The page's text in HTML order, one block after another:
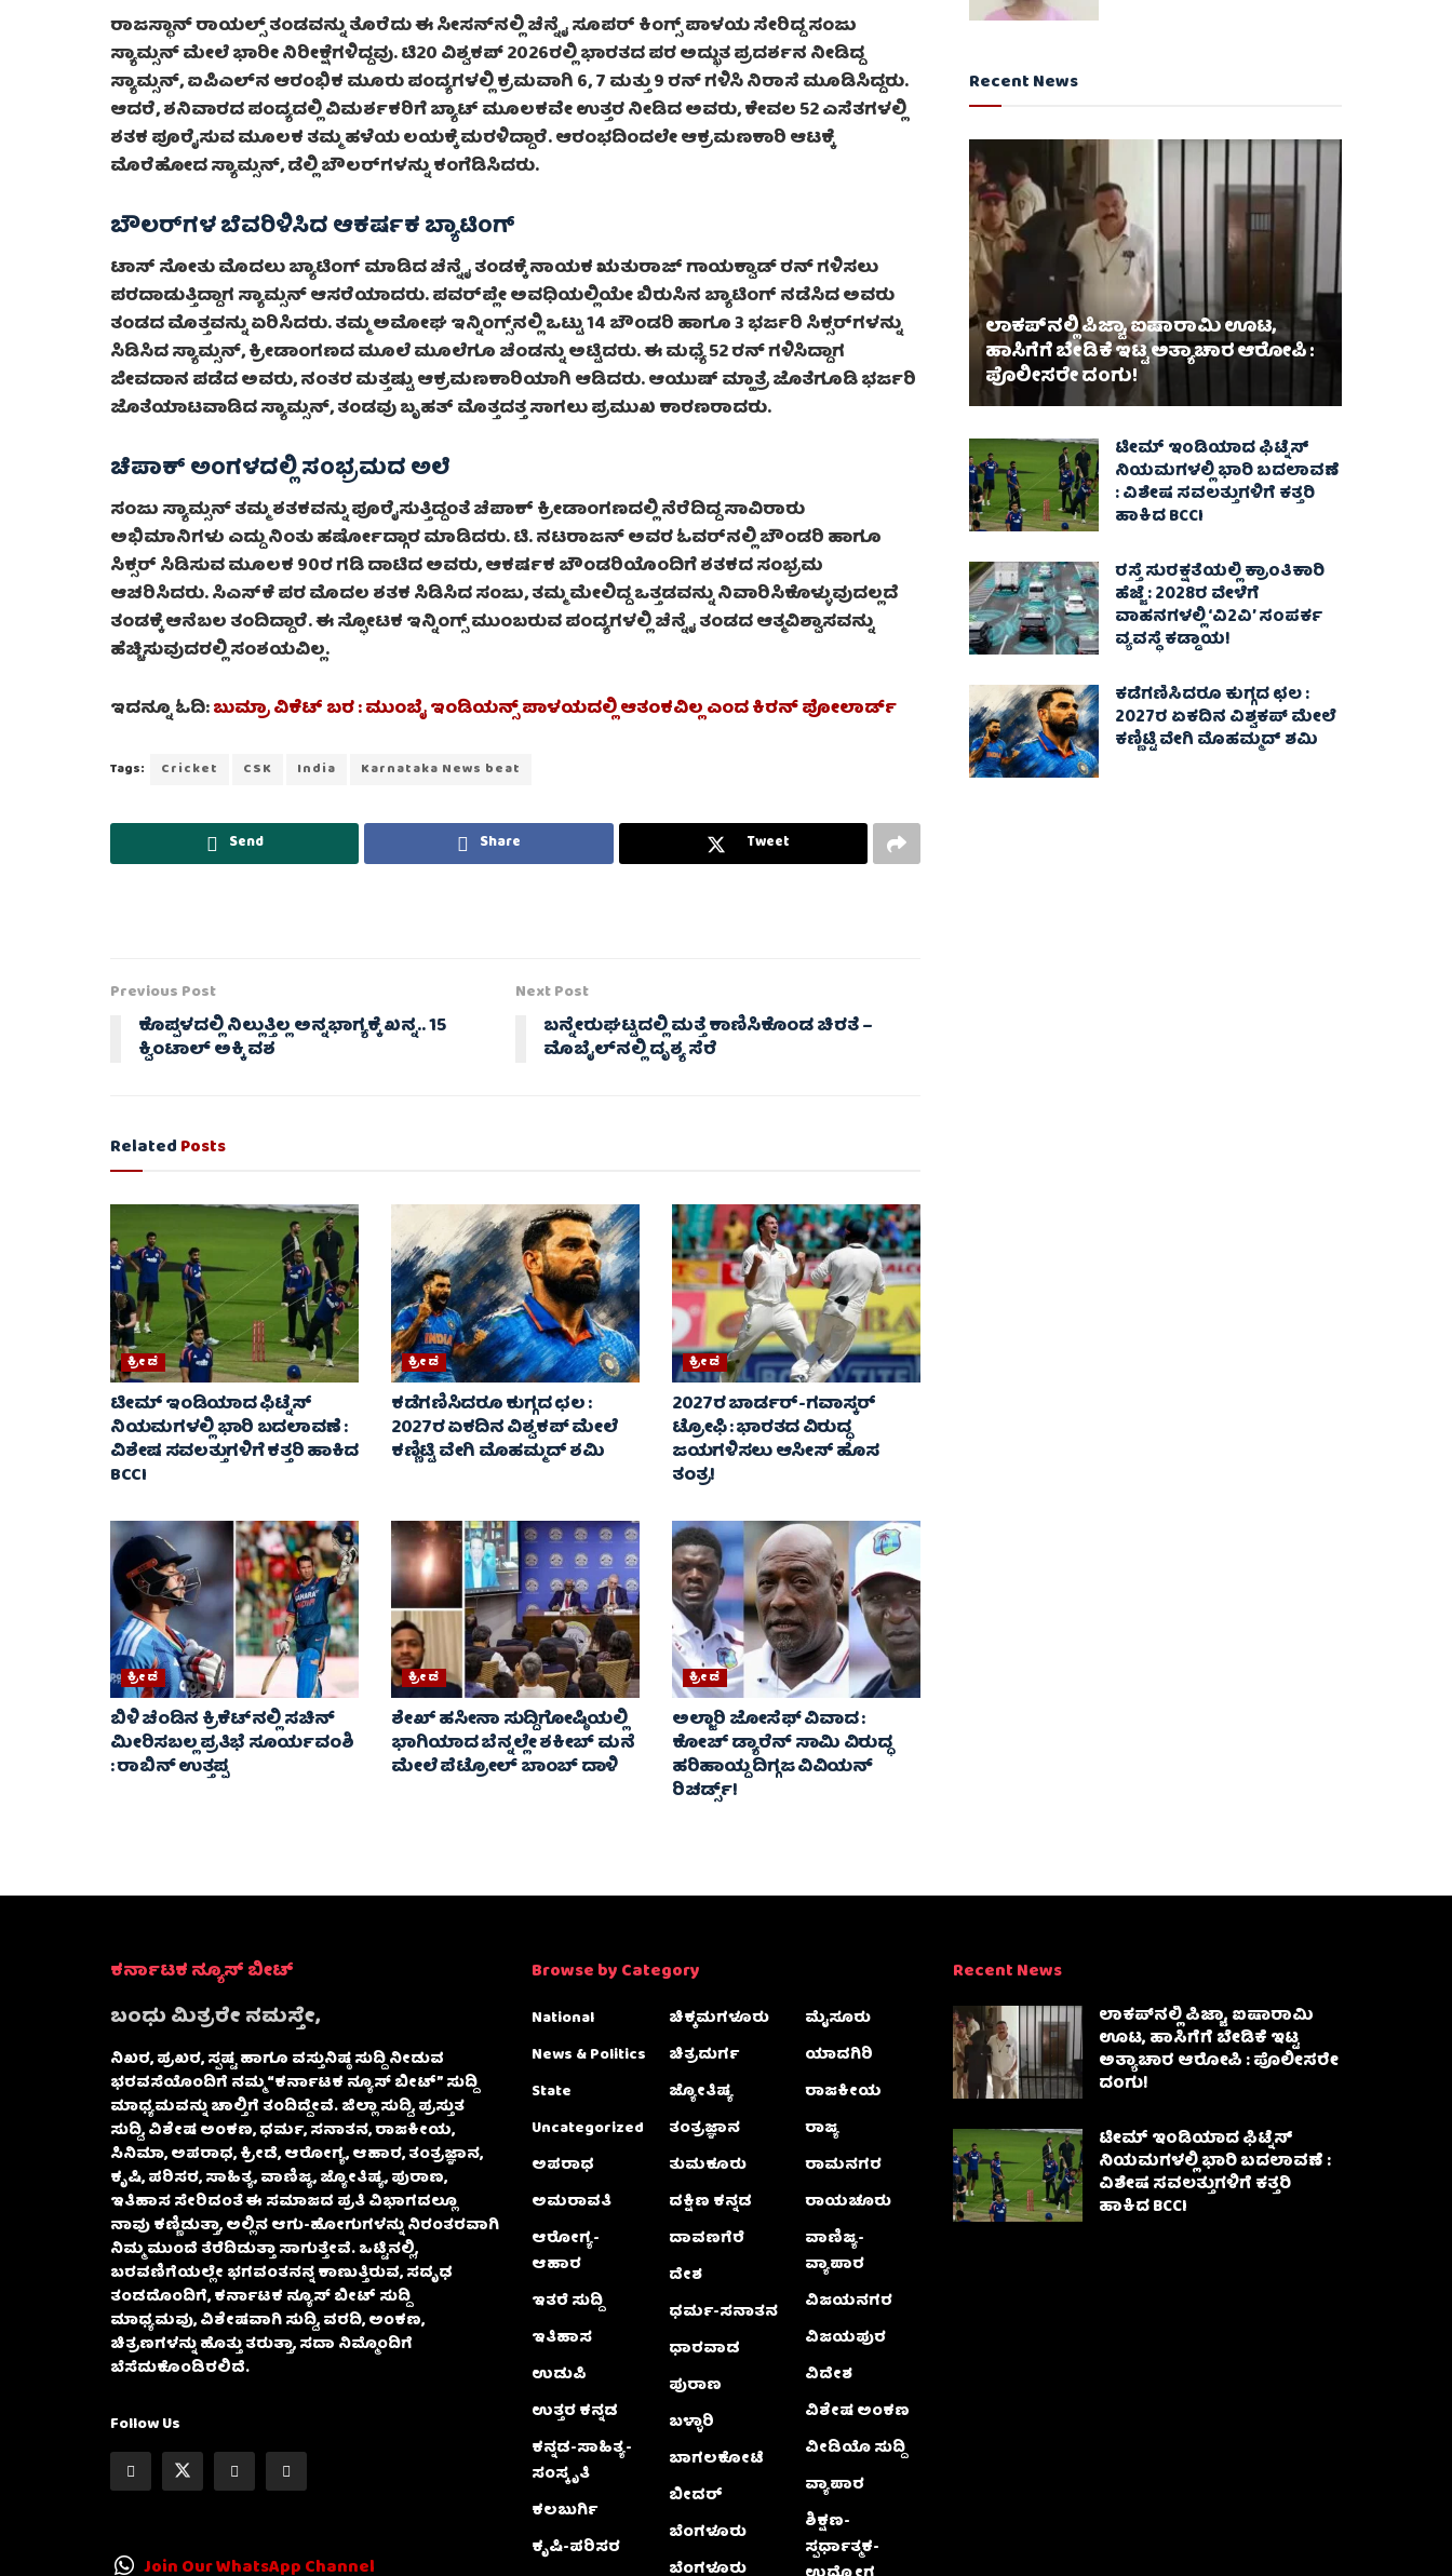
ರಾಜಸ್ಥಾನ್ ರಾಯಲ್ಸ್ ತಂಡವನ್ನು ತೊರೆದು ಈ ಸೀಸನ್‌ನಲ್ಲಿ ಚೆನ್ನೈ ಸೂಪರ್ ಕಿಂಗ್ಸ್ ಪಾಳಯ ಸೇರಿದ್ದ ಸಂಜು
ಸ್ಯಾಮ್ಸನ್ ಮೇಲೆ ಭಾರೀ ನಿರೀಕ್ಷೆಗಳಿದ್ದವು. ಟಿ20 ವಿಶ್ವಕಪ್ 2026ರಲ್ಲಿ ಭಾರತದ ಪರ ಅದ್ಭುತ ಪ್ರದರ್ಶನ ನೀಡಿದ್ದ
ಸ್ಯಾಮ್ಸನ್, ಐಪಿಎಲ್‌ನ ಆರಂಭಿಕ ಮೂರು ಪಂದ್ಯಗಳಲ್ಲಿ ಕ್ರಮವಾಗಿ 6, 7 ಮತ್ತು 9 ರನ್ ಗಳಿಸಿ ನಿರಾಸೆ ಮೂಡಿಸಿದ್ದರು.
ಆದರೆ, ಶನಿವಾರದ ಪಂದ್ಯದಲ್ಲಿ ವಿಮರ್ಶಕರಿಗೆ ಬ್ಯಾಟ್ ಮೂಲಕವೇ ಉತ್ತರ ನೀಡಿದ ಅವರು, ಕೇವಲ 52 ಎಸೆತಗಳಲ್ಲಿ
ಶತಕ ಪೂರೈಸುವ ಮೂಲಕ ತಮ್ಮ ಹಳೆಯ ಲಯಕ್ಕೆ ಮರಳಿದ್ದಾರೆ. ಆರಂಭದಿಂದಲೇ ಆಕ್ರಮಣಕಾರಿ ಆಟಕ್ಕೆ
ಮೊರೆಹೋದ ಸ್ಯಾಮ್ಸನ್, ಡೆಲ್ಲಿ ಬೌಲರ್‌ಗಳನ್ನು ಕಂಗೆಡಿಸಿದರು.
ಬೌಲರ್‌ಗಳ ಬೆವರಿಳಿಸಿದ ಆಕರ್ಷಕ ಬ್ಯಾಟಿಂಗ್
ಟಾಸ್ ಸೋತು ಮೊದಲು ಬ್ಯಾಟಿಂಗ್ ಮಾಡಿದ ಚೆನ್ನೈ ತಂಡಕ್ಕೆ ನಾಯಕ ಋತುರಾಜ್ ಗಾಯಕ್ವಾಡ್ ರನ್ ಗಳಿಸಲು
ಪರದಾಡುತ್ತಿದ್ದಾಗ ಸ್ಯಾಮ್ಸನ್ ಆಸರೆಯಾದರು. ಪವರ್‌ಪ್ಲೇ ಅವಧಿಯಲ್ಲಿಯೇ ಬಿರುಸಿನ ಬ್ಯಾಟಿಂಗ್ ನಡೆಸಿದ ಅವರು
ತಂಡದ ಮೊತ್ತವನ್ನು ಏರಿಸಿದರು. ತಮ್ಮ ಅಮೋಘ ಇನ್ನಿಂಗ್ಸ್‌ನಲ್ಲಿ ಒಟ್ಟು 14 ಬೌಂಡರಿ ಹಾಗೂ 3 ಭರ್ಜರಿ ಸಿಕ್ಸರ್‌ಗಳನ್ನು
ಸಿಡಿಸಿದ ಸ್ಯಾಮ್ಸನ್, ಕ್ರೀಡಾಂಗಣದ ಮೂಲೆ ಮೂಲೆಗೂ ಚೆಂಡನ್ನು ಅಟ್ಟಿದರು. ಈ ಮಧ್ಯೆ 52 ರನ್ ಗಳಿಸಿದ್ದಾಗ
ಜೀವದಾನ ಪಡೆದ ಅವರು, ನಂತರ ಮತ್ತಷ್ಟು ಆಕ್ರಮಣಕಾರಿಯಾಗಿ ಆಡಿದರು. ಆಯುಷ್ ಮ್ಹಾತ್ರೆ ಜೊತೆಗೂಡಿ ಭರ್ಜರಿ
ಜೊತೆಯಾಟವಾಡಿದ ಸ್ಯಾಮ್ಸನ್, ತಂಡವು ಬೃಹತ್ ಮೊತ್ತದತ್ತ ಸಾಗಲು ಪ್ರಮುಖ ಕಾರಣರಾದರು.
ಚೆಪಾಕ್ ಅಂಗಳದಲ್ಲಿ ಸಂಭ್ರಮದ ಅಲೆ
ಸಂಜು ಸ್ಯಾಮ್ಸನ್ ತಮ್ಮ ಶತಕವನ್ನು ಪೂರೈಸುತ್ತಿದ್ದಂತೆ ಚೆಪಾಕ್ ಕ್ರೀಡಾಂಗಣದಲ್ಲಿ ನೆರೆದಿದ್ದ ಸಾವಿರಾರು
ಅಭಿಮಾನಿಗಳು ಎದ್ದು ನಿಂತು ಹರ್ಷೋದ್ಗಾರ ಮಾಡಿದರು. ಟಿ. ನಟರಾಜನ್ ಅವರ ಓವರ್‌ನಲ್ಲಿ ಬೌಂಡರಿ ಹಾಗೂ
ಸಿಕ್ಸರ್ ಸಿಡಿಸುವ ಮೂಲಕ 90ರ ಗಡಿ ದಾಟಿದ ಅವರು, ಆಕರ್ಷಕ ಬೌಂಡರಿಯೊಂದಿಗೆ ಶತಕದ ಸಂಭ್ರಮ
ಆಚರಿಸಿದರು. ಸಿಎಸ್‌ಕೆ ಪರ ಮೊದಲ ಶತಕ ಸಿಡಿಸಿದ ಸಂಜು, ತಮ್ಮ ಮೇಲಿದ್ದ ಒತ್ತಡವನ್ನು ನಿವಾರಿಸಿಕೊಳ್ಳುವುದಲ್ಲದೆ
ತಂಡಕ್ಕೆ ಆನೆಬಲ ತಂದಿದ್ದಾರೆ. ಈ ಸ್ಫೋಟಕ ಇನ್ನಿಂಗ್ಸ್ ಮುಂಬರುವ ಪಂದ್ಯಗಳಲ್ಲಿ ಚೆನ್ನೈ ತಂಡದ ಆತ್ಮವಿಶ್ವಾಸವನ್ನು
ಹೆಚ್ಚಿಸುವುದರಲ್ಲಿ ಸಂಶಯವಿಲ್ಲ.
ಇದನ್ನೂ ಓದಿ:ಬುಮ್ರಾ ವಿಕೆಟ್ ಬರ : ಮುಂಬೈ ಇಂಡಿಯನ್ಸ್ ಪಾಳಯದಲ್ಲಿ ಆತಂಕವಿಲ್ಲ ಎಂದ ಕಿರನ್ ಪೋಲಾರ್ಡ್
Tags: Cricket CSK India Karnataka News beat
Send Share Tweet
Previous Post
ಕೊಪ್ಪಳದಲ್ಲಿ ನಿಲ್ಲುತ್ತಿಲ್ಲ ಅನ್ನಭಾಗ್ಯಕ್ಕೆ ಖನ್ನ.. 15
ಕ್ವಿಂಟಾಲ್ ಅಕ್ಕಿ ವಶ
Next Post
ಬನ್ನೇರುಘಟ್ಟದಲ್ಲಿ ಮತ್ತೆ ಕಾಣಿಸಿಕೊಂಡ ಚಿರತೆ –
ಮೊಬೈಲ್‌ನಲ್ಲಿ ದೃಶ್ಯ ಸೆರೆ
RelatedPosts
ಕ್ರೀಡೆ
ಟೀಮ್ ಇಂಡಿಯಾದ ಫಿಟ್ನೆಸ್
ನಿಯಮಗಳಲ್ಲಿ ಭಾರಿ ಬದಲಾವಣೆ :
ವಿಶೇಷ ಸವಲತ್ತುಗಳಿಗೆ ಕತ್ತರಿ ಹಾಕಿದ
BCCI
ಕ್ರೀಡೆ
ಕಡೆಗಣಿಸಿದರೂ ಕುಗ್ಗದ ಛಲ :
2027ರ ಏಕದಿನ ವಿಶ್ವಕಪ್‌ ಮೇಲೆ
ಕಣ್ಣಿಟ್ಟಿ ವೇಗಿ ಮೊಹಮ್ಮದ್ ಶಮಿ
ಕ್ರೀಡೆ
2027ರ ಬಾರ್ಡರ್-ಗವಾಸ್ಕರ್
ಟ್ರೋಫಿ : ಭಾರತದ ವಿರುದ್ಧ
ಜಯಗಳಿಸಲು ಆಸೀಸ್‌ ಹೊಸ
ತಂತ್ರ!
ಕ್ರೀಡೆ
ಬಿಳಿ ಚೆಂಡಿನ ಕ್ರಿಕೆಟ್‌ನಲ್ಲಿ ಸಚಿನ್
ಮೀರಿಸಬಲ್ಲ ಪ್ರತಿಭೆ ಸೂರ್ಯವಂಶಿ
: ರಾಬಿನ್ ಉತ್ತಪ್ಪ
ಕ್ರೀಡೆ
ಶೇಖ್ ಹಸೀನಾ ಸುದ್ದಿಗೋಷ್ಠಿಯಲ್ಲಿ
ಭಾಗಿಯಾದ ಬೆನ್ನಲ್ಲೇ ಶಕೀಬ್ ಮನೆ
ಮೇಲೆ ಪೆಟ್ರೋಲ್ ಬಾಂಬ್ ದಾಳಿ
ಕ್ರೀಡೆ
ಅಲ್ಜಾರಿ ಜೋಸೆಫ್ ವಿವಾದ :
ಕೋಚ್ ಡ್ಯಾರೆನ್ ಸಾಮಿ ವಿರುದ್ಧ
ಹರಿಹಾಯ್ದ ದಿಗ್ಗಜ ವಿವಿಯನ್
ರಿಚರ್ಡ್ಸ್!
Recent News
ಲಾಕಪ್‌ನಲ್ಲಿ ಪಿಜ್ಜಾ, ಐಷಾರಾಮಿ ಊಟ,
ಹಾಸಿಗೆಗೆ ಬೇಡಿಕೆ ಇಟ್ಟ ಅತ್ಯಾಚಾರ ಆರೋಪಿ :
ಪೊಲೀಸರೇ ದಂಗು!
ಟೀಮ್ ಇಂಡಿಯಾದ ಫಿಟ್ನೆಸ್
ನಿಯಮಗಳಲ್ಲಿ ಭಾರಿ ಬದಲಾವಣೆ
: ವಿಶೇಷ ಸವಲತ್ತುಗಳಿಗೆ ಕತ್ತರಿ
ಹಾಕಿದ BCCI
ರಸ್ತೆ ಸುರಕ್ಷತೆಯಲ್ಲಿ ಕ್ರಾಂತಿಕಾರಿ
ಹೆಜ್ಜೆ : 2028ರ ವೇಳೆಗೆ
ವಾಹನಗಳಲ್ಲಿ ‘ವಿ2ವಿ’ ಸಂಪರ್ಕ
ವ್ಯವಸ್ಥೆ ಕಡ್ಡಾಯ!
ಕಡೆಗಣಿಸಿದರೂ ಕುಗ್ಗದ ಛಲ :
2027ರ ಏಕದಿನ ವಿಶ್ವಕಪ್‌ ಮೇಲೆ
ಕಣ್ಣಿಟ್ಟಿ ವೇಗಿ ಮೊಹಮ್ಮದ್ ಶಮಿ
ಕರ್ನಾಟಕ ನ್ಯೂಸ್ ಬೀಟ್
ಬಂಧು ಮಿತ್ರರೇ ನಮಸ್ತೇ,
ನಿಖರ, ಪ್ರಖರ, ಸ್ಪಷ್ಟ ಹಾಗೂ ವಸ್ತುನಿಷ್ಠ ಸುದ್ದಿ ನೀಡುವ
ಭರವಸೆಯೊಂದಿಗೆ ನಮ್ಮ “ಕರ್ನಾಟಕ ನ್ಯೂಸ್ ಬೀಟ್” ಸುದ್ದಿ
ಮಾಧ್ಯಮವನ್ನು ಚಾಲ್ತಿಗೆ ತಂದಿದ್ದೇವೆ. ಜಿಲ್ಲಾ ಸುದ್ದಿ, ಪ್ರಸ್ತುತ
ಸುದ್ದಿ, ವಿಶೇಷ ಅಂಕಣ, ಧರ್ಮ, ಸನಾತನ, ರಾಜಕೀಯ,
ಸಿನಿಮಾ, ಅಪರಾಧ, ಕ್ರೀಡೆ, ಆರೋಗ್ಯ, ಆಹಾರ, ತಂತ್ರಜ್ಞಾನ,
ಕೃಷಿ, ಪರಿಸರ, ಸಾಹಿತ್ಯ, ವಾಣಿಜ್ಯ, ಜ್ಯೋತಿಷ್ಯ, ಪುರಾಣ,
ಇತಿಹಾಸ ಸೇರಿದಂತೆ ಈ ಸಮಾಜದ ಪ್ರತಿ ವಿಭಾಗದಲ್ಲೂ
ನಾವು ಕಣ್ಣಿಡುತ್ತಾ, ಅಲ್ಲಿನ ಆಗು-ಹೋಗುಗಳನ್ನು ನಿರಂತರವಾಗಿ
ನಿಮ್ಮ ಮುಂದೆ ತೆರೆದಿಡುತ್ತಾ ಸಾಗುತ್ತೇವೆ. ಒಟ್ಟಿನಲ್ಲಿ,
ಬರವಣಿಗೆಯಲ್ಲೇ ಭಗವಂತನನ್ನ ಕಾಣುತ್ತಿರುವ, ಸದೃಢ
ತಂಡದೊಂದಿಗೆ, ಕರ್ನಾಟಕ ನ್ಯೂಸ್ ಬೀಟ್ ಸುದ್ದಿ
ಮಾಧ್ಯಮವು, ವಿಶೇಷವಾಗಿ ಸುದ್ದಿ, ವರದಿ, ಅಂಕಣ,
ಚಿತ್ರಣಗಳನ್ನು ಹೊತ್ತು ತರುತ್ತಾ, ಸದಾ ನಿಮ್ಮೊಂದಿಗೆ
ಬೆಸೆದುಕೊಂಡಿರಲಿದೆ.
Follow Us
Join Our WhatsApp Channel
Browse by Category
National
News & Politics
State
Uncategorized
ಅಪರಾಧ
ಅಮರಾವತಿ
ಆರೋಗ್ಯ-
ಆಹಾರ
ಇತರೆ ಸುದ್ದಿ
ಇತಿಹಾಸ
ಉಡುಪಿ
ಉತ್ತರ ಕನ್ನಡ
ಕನ್ನಡ-ಸಾಹಿತ್ಯ-
ಸಂಸ್ಕೃತಿ
ಕಲಬುರ್ಗಿ
ಕೃಷಿ-ಪರಿಸರ
ಚಿಕ್ಕಮಗಳೂರು
ಚಿತ್ರದುರ್ಗ
ಜ್ಯೋತಿಷ್ಯ
ತಂತ್ರಜ್ಞಾನ
ತುಮಕೂರು
ದಕ್ಷಿಣ ಕನ್ನಡ
ದಾವಣಗೆರೆ
ದೇಶ
ಧರ್ಮ-ಸನಾತನ
ಧಾರವಾಡ
ಪುರಾಣ
ಬಳ್ಳಾರಿ
ಬಾಗಲಕೋಟೆ
ಬೀದರ್
ಬೆಂಗಳೂರು
ಬೆಂಗಳೂರು
ಮೈಸೂರು
ಯಾದಗಿರಿ
ರಾಜಕೀಯ
ರಾಜ್ಯ
ರಾಮನಗರ
ರಾಯಚೂರು
ವಾಣಿಜ್ಯ-
ವ್ಯಾಪಾರ
ವಿಜಯನಗರ
ವಿಜಯಪುರ
ವಿದೇಶ
ವಿಶೇಷ ಅಂಕಣ
ವೀಡಿಯೊ ಸುದ್ದಿ
ವ್ಯಾಪಾರ
ಶಿಕ್ಷಣ-
ಸ್ಪರ್ಧಾತ್ಮಕ-
Recent News
ಲಾಕಪ್‌ನಲ್ಲಿ ಪಿಜ್ಜಾ, ಐಷಾರಾಮಿ
ಊಟ, ಹಾಸಿಗೆಗೆ ಬೇಡಿಕೆ ಇಟ್ಟ
ಅತ್ಯಾಚಾರ ಆರೋಪಿ : ಪೊಲೀಸರೇ
ದಂಗು!
ಟೀಮ್ ಇಂಡಿಯಾದ ಫಿಟ್ನೆಸ್
ನಿಯಮಗಳಲ್ಲಿ ಭಾರಿ ಬದಲಾವಣೆ :
ವಿಶೇಷ ಸವಲತ್ತುಗಳಿಗೆ ಕತ್ತರಿ
ಹಾಕಿದ BCCI